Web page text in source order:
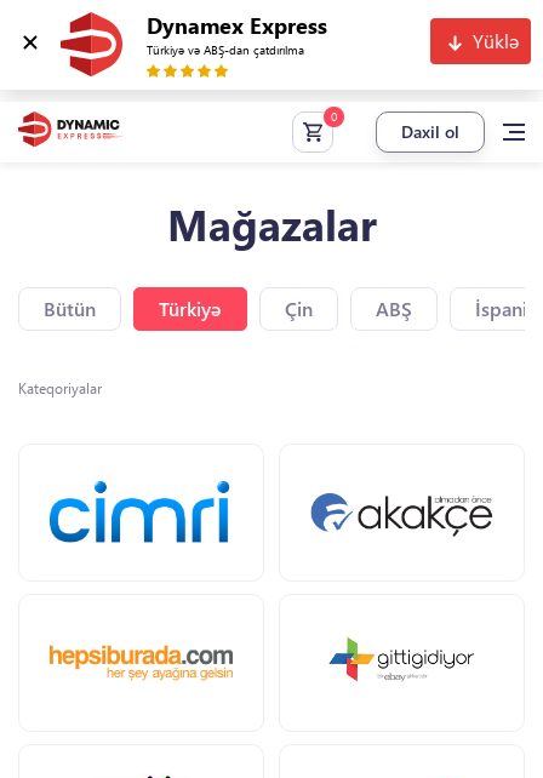
Dynamex Express
Türkiyə və ABŞ-dan çatdırılma Yüklə
Daxil ol
Mağazalar
Bütün Türkiyə Çin ABŞ
Kateqoriyalar